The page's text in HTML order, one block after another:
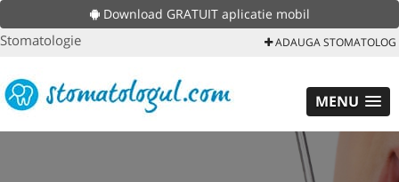
Download GRATUIT aplicatie mobil
Stomatologie ADAUGA STOMATOLOG
MENU